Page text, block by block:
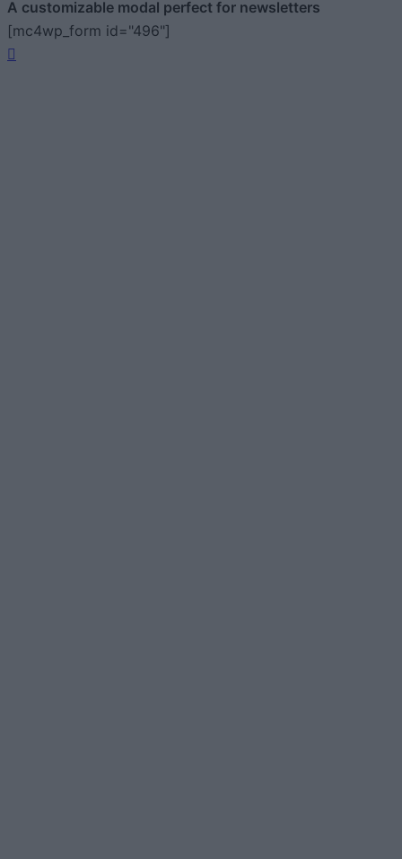
A customizable modal perfect for newsletters
[mc4wp_form id="496"]